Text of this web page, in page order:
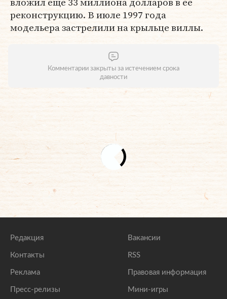
реконструкцию. В июле 1997 года
модельера застрелили на крыльце виллы.
Комментарии закрыты за истечением срока
давности
Редакция
Контакты
Реклама
Пресс-релизы
Вакансии
RSS
Правовая информация
Мини-игры